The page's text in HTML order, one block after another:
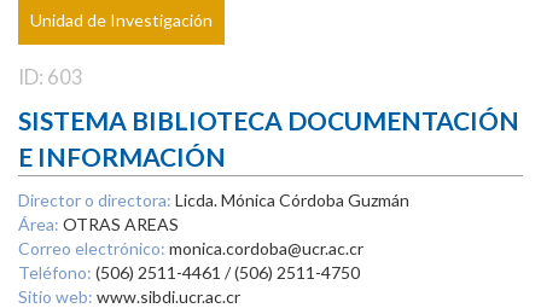
Unidad de Investigación
ID: 603
SISTEMA BIBLIOTECA DOCUMENTACIÓN
E INFORMACIÓN
Director o directora: Licda. Mónica Córdoba Guzmán
Área: OTRAS AREAS
Correo electrónico: monica.cordoba@ucr.ac.cr
Teléfono: (506) 2511-4461 / (506) 2511-4750
Sitio web: www.sibdi.ucr.ac.cr